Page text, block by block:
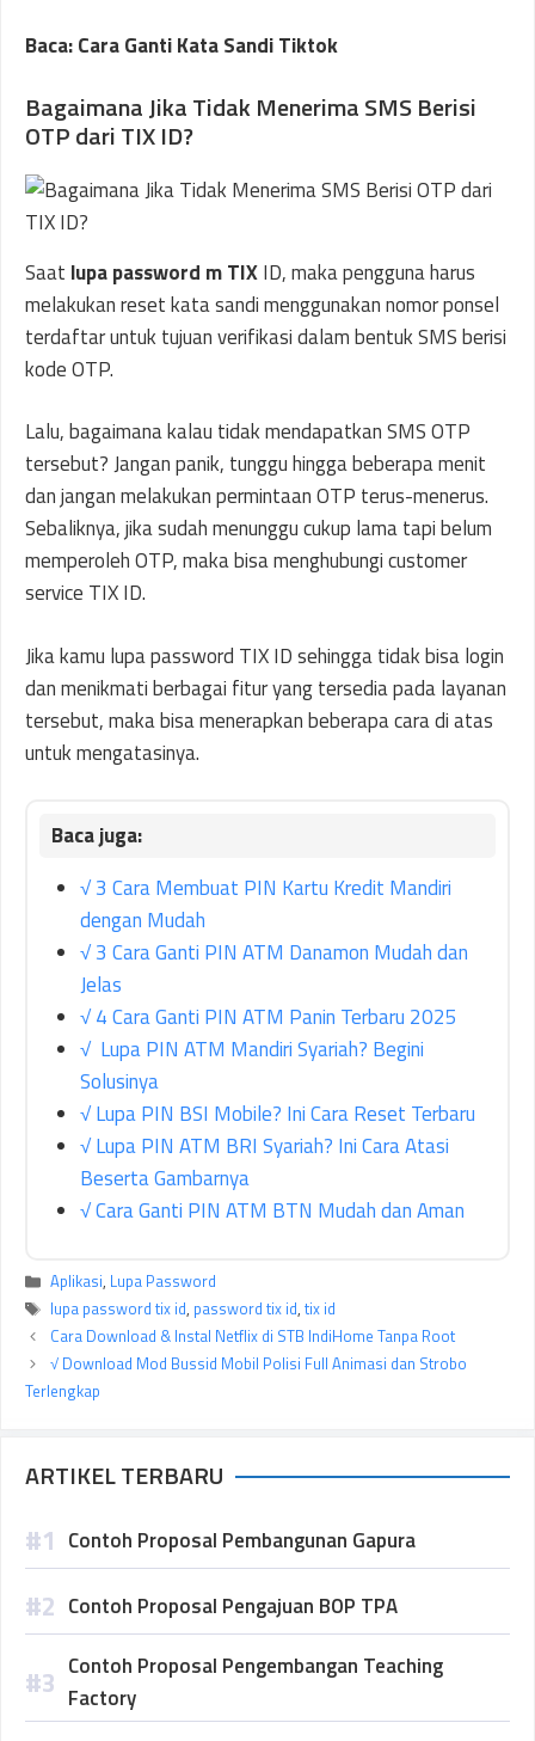
Baca: Cara Ganti Kata Sandi Tiktok
Bagaimana Jika Tidak Menerima SMS Berisi
OTP dari TIX ID?
Saat lupa password m TIXID, maka pengguna harus
melakukan reset kata sandi menggunakan nomor ponsel
terdaftar untuk tujuan verifikasi dalam bentuk SMS berisi
kode OTP.
Lalu, bagaimana kalau tidak mendapatkan SMS OTP
tersebut? Jangan panik, tunggu hingga beberapa menit
dan jangan melakukan permintaan OTP terus-menerus.
Sebaliknya, jika sudah menunggu cukup lama tapi belum
memperoleh OTP, maka bisa menghubungi customer
service TIX ID.
Jika kamu lupa password TIX ID sehingga tidak bisa login
dan menikmati berbagai fitur yang tersedia pada layanan
tersebut, maka bisa menerapkan beberapa cara di atas
untuk mengatasinya.
√ 3 Cara Membuat PIN Kartu Kredit Mandiri
dengan Mudah
√ 3 Cara Ganti PIN ATM Danamon Mudah dan
Jelas
√ 4 Cara Ganti PIN ATM Panin Terbaru 2025
√ Lupa PIN ATM Mandiri Syariah? Begini
Solusinya
√ Lupa PIN BSI Mobile? Ini Cara Reset Terbaru
√ Lupa PIN ATM BRI Syariah? Ini Cara Atasi
Beserta Gambarnya
√ Cara Ganti PIN ATM BTN Mudah dan Aman
Kategori
Aplikasi, Lupa Password
Tag
lupa password tix id, password tix id, tix id
Cara Download & Instal Netflix di STB IndiHome Tanpa Root
√ Download Mod Bussid Mobil Polisi Full Animasi dan Strobo
Terlengkap
ARTIKEL TERBARU
Contoh Proposal Pembangunan Gapura
Contoh Proposal Pengajuan BOP TPA
Contoh Proposal Pengembangan Teaching
Factory